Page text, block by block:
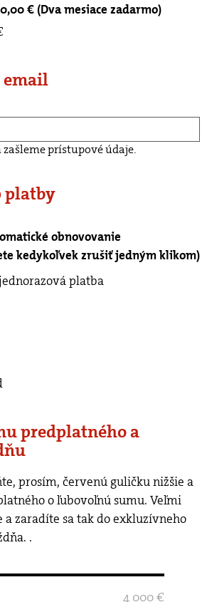
€ (Dva mesiace zadarmo)
email
prístupové údaje.
platby
obnovovanie
kedykoľvek zrušiť jedným klikom)
platba
predplatného a
o ľubovoľnú sumu. Veľmi
zaradíte sa tak do exkluzívneho
.
4 000 €